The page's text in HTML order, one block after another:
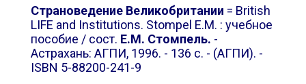
Страноведение Великобритании = British
LIFE and Institutions. Stompel E.M. : учебное
пособие / сост. Е.М. Стомпель. -
Астрахань: АГПИ, 1996. - 136 с. - (АГПИ). -
ISBN 5-88200-241-9